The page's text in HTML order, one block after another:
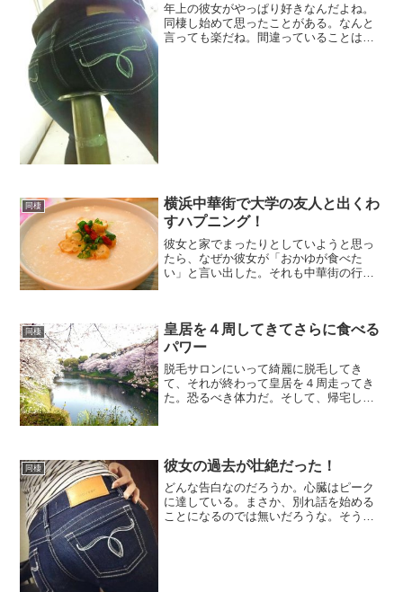
年上の彼女がやっぱり好きなんだよね。
同棲し始めて思ったことがある。なんと
言っても楽だね。間違っていることはズ
同棲
横浜中華街で大学の友人と出くわ
すハプニング！
彼女と家でまったりとしていようと思っ
たら、なぜか彼女が「おかゆが食べた
い」と言い出した。それも中華街の行列
はない。横浜中華街の名店、...
同棲
皇居を４周してきてさらに食べる
パワー
脱毛サロンにいって綺麗に脱毛してき
て、それが終わって皇居を４周走ってき
た。恐るべき体力だ。そして、帰宅して
し、ステーキも４００グラム食...
同棲 彼女の過去が壮絶だった！
どんな告白なのだろうか。心臓はピーク
に達している。まさか、別れ話を始める
ことになるのでは無いだろうな。そう思